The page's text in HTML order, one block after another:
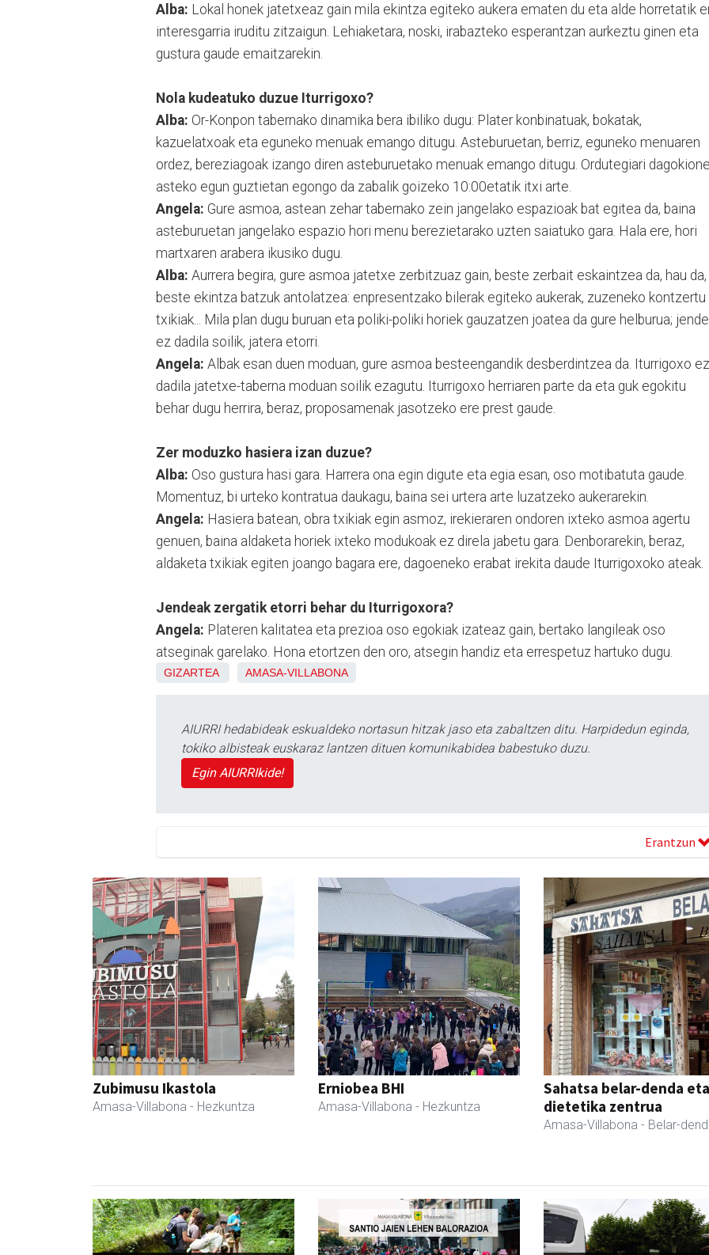
Alba: Lokal honek jatetxeaz gain mila ekintza egiteko aukera ematen du eta alde horretatik
interesgarria iruditu zitzaigun. Lehiaketara, noski, irabazteko esperantzan aurkeztu ginen eta
gustura gaude emaitzarekin.
Nola kudeatuko duzue Iturrigoxo?
Alba: Or-Konpon tabernako dinamika bera ibiliko dugu: Plater konbinatuak, bokatak,
kazuelatxoak eta eguneko menuak emango ditugu. Asteburuetan, berriz, eguneko menuaren
ordez, bereziagoak izango diren asteburuetako menuak emango ditugu. Ordutegiari
asteko egun guztietan egongo da zabalik goizeko 10:00etatik itxi arte.
Angela: Gure asmoa, astean zehar tabernako zein jangelako espazioak bat egitea da, baina
asteburuetan jangelako espazio hori menu berezietarako uzten saiatuko gara. Hala ere, hori
martxaren arabera ikusiko dugu.
Alba: Aurrera begira, gure asmoa jatetxe zerbitzuaz gain, beste zerbait eskaintzea da, hau da,
beste ekintza batzuk antolatzea: enpresentzako bilerak egiteko aukerak, zuzeneko kontzertu
txikiak... Mila plan dugu buruan eta poliki-poliki horiek gauzatzen joatea da gure helburua;
ez dadila soilik, jatera etorri.
Angela: Albak esan duen moduan, gure asmoa besteengandik desberdintzea da. Iturrigoxo ez
dadila jatetxe-taberna moduan soilik ezagutu. Iturrigoxo herriaren parte da eta guk egokitu
behar dugu herrira, beraz, proposamenak jasotzeko ere prest gaude.
Zer moduzko hasiera izan duzue?
Alba: Oso gustura hasi gara. Harrera ona egin digute eta egia esan, oso motibatuta gaude.
Momentuz, bi urteko kontratua daukagu, baina sei urtera arte luzatzeko aukerarekin.
Angela: Hasiera batean, obra txikiak egin asmoz, irekieraren ondoren ixteko asmoa agertu
genuen, baina aldaketa horiek ixteko modukoak ez direla jabetu gara. Denborarekin, beraz,
aldaketa txikiak egiten joango bagara ere, dagoeneko erabat irekita daude Iturrigoxoko ateak.
Jendeak zergatik etorri behar du Iturrigoxora?
Angela: Plateren kalitatea eta prezioa oso egokiak izateaz gain, bertako langileak oso
atseginak garelako. Hona etortzen den oro, atsegin handiz eta errespetuz hartuko dugu.
GIZARTEA AMASA-VILLABONA
AIURRI hedabideak eskualdeko nortasun hitzak jaso eta zabaltzen ditu. Harpidedun eginda,
tokiko albisteak euskaraz lantzen dituen komunikabidea babestuko duzu.
Egin AIURRIkide!
Erantzun
Zubimusu Ikastola
Amasa-Villabona - Hezkuntza
Erniobea BHI
Amasa-Villabona - Hezkuntza
Sahatsa belar-denda eta
dietetika zentrua
Amasa-Villabona - Belar-